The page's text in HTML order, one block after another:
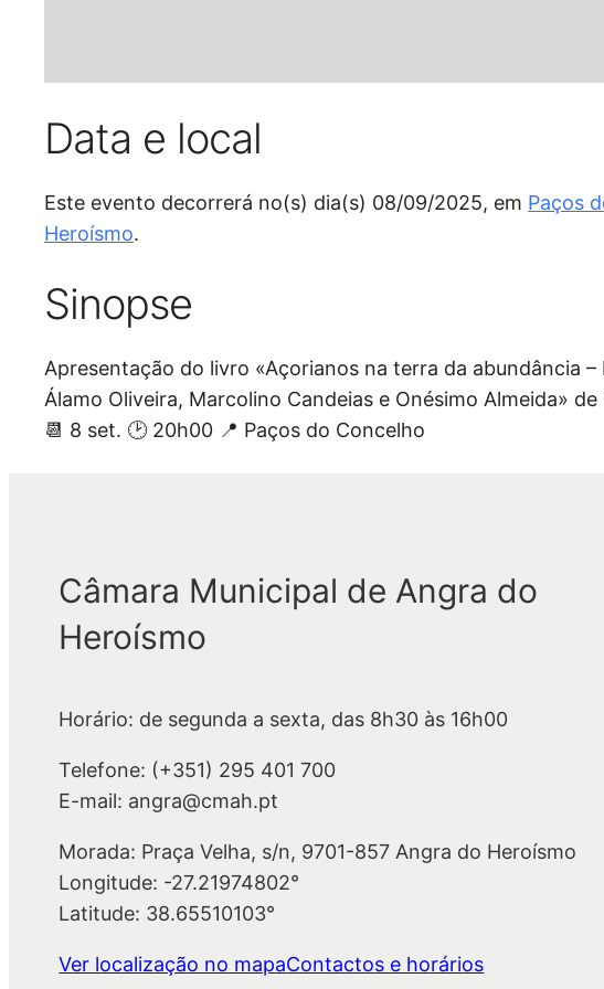
Data e local
Este evento decorrerá no(s) dia(s) 08/09/2025, em Paços
Heroísmo.
Sinopse
Apresentação do livro «Açorianos na terra da abundância
Álamo Oliveira, Marcolino Candeias e Onésimo Almeida»
📆 8 set. 🕑20h00 📍 Paços do Concelho
Câmara Municipal de Angra do
Heroísmo
Horário: de segunda a sexta, das 8h30 às 16h00
Telefone: (+351) 295 401 700
E-mail: angra@cmah.pt
Morada: Praça Velha, s/n, 9701-857 Angra do Heroísmo
Longitude: -27.21974802°
Latitude: 38.65510103°
Ver localização no mapaContactos e horários